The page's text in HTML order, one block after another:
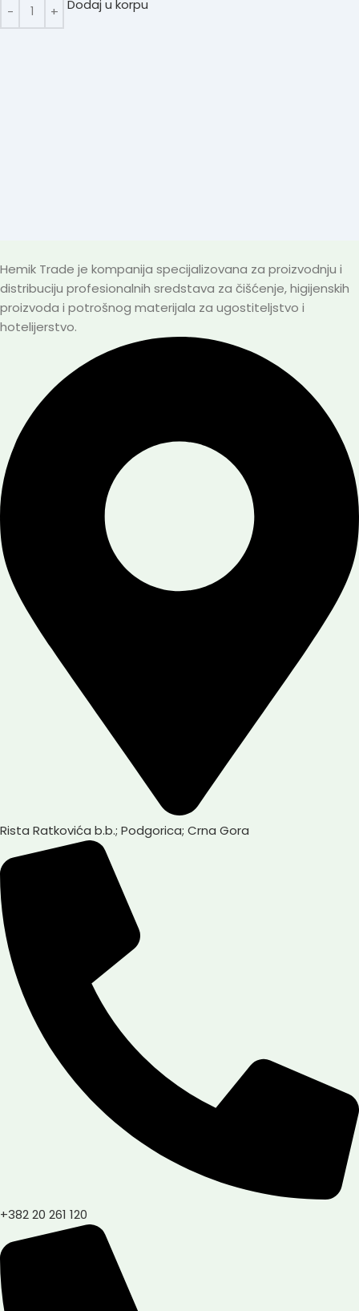
Dodaj u korpu
Hemik Trade je kompanija specijalizovana za proizvodnju i
distribuciju profesionalnih sredstava za čišćenje, higijenskih
proizvoda i potrošnog materijala za ugostiteljstvo i
hotelijerstvo.
Rista Ratkovića b.b.; Podgorica; Crna Gora
+382 20 261 120